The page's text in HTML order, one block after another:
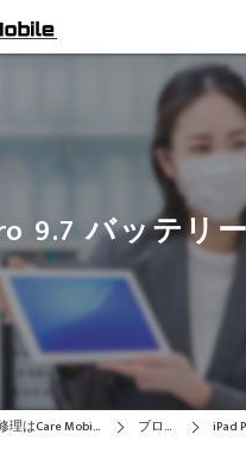
9.7 バッテリ
大阪のiPhone修理はCare Mobile ブログ iPad